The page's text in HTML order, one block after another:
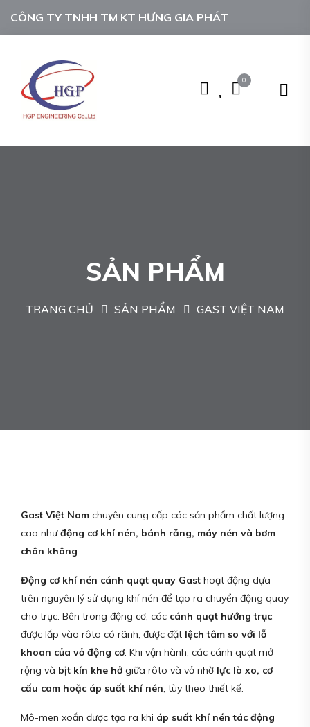
CÔNG TY TNHH TM KT HƯNG GIA PHÁT
0
SẢN PHẨM
TRANG CHỦ SẢN PHẨM GAST VIỆT NAM
Gast Việt Nam chuyên cung cấp các sản phẩm chất lượng
cao nhưđộng cơ khí nén, bánh răng, máy nén và bơm
chân không.
Động cơ khí nén cánh quạt quay Gast hoạt động dựa
trên nguyên lý sử dụng khí nén để tạo ra chuyển động quay
cho trục. Bên trong động cơ, các cánh quạt hướng trục
được lắp vào rôto có rãnh, được đặt lệch tâm so với lỗ
khoan của vỏ động cơ. Khi vận hành, các cánh quạt mở
rộng và bịt kín khe hở giữa rôto và vỏ nhờ lực lò xo, cơ
cấu cam hoặc áp suất khí nén, tùy theo thiết kế.
Mô-men xoắn được tạo ra khi áp suất khí nén tác động